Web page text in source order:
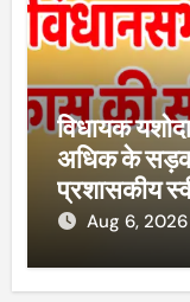
विधायक
अधिक के सड़क
प्रशासकीय
Aug 6, 2026